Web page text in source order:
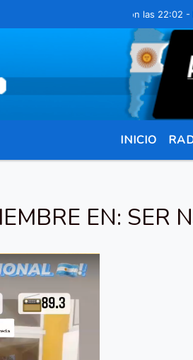
Agosto de 2026 y son las 22:02 - Radio
INICIO
EN: SER